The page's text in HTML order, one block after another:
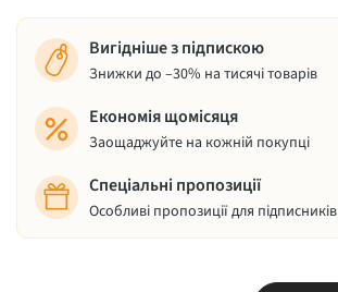
Вигідніше з підпискою
Знижки до –30% на тисячі товарів
Економія щомісяця
Заощаджуйте на кожній покупці
Спеціальні пропозиції
Особливі пропозиції для підписників